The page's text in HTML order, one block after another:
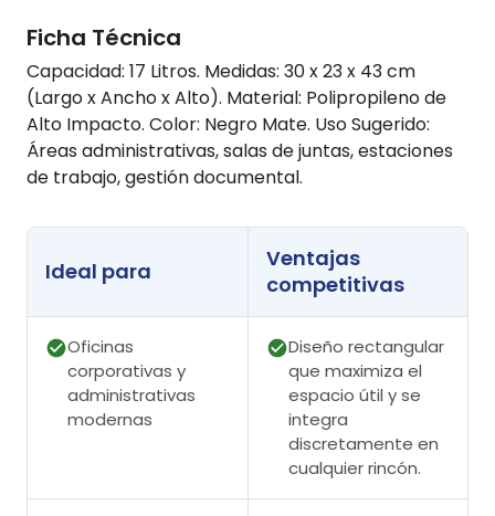
Ficha Técnica
Capacidad: 17 Litros. Medidas: 30 x 23 x 43 cm
(Largo x Ancho x Alto). Material: Polipropileno de
Alto Impacto. Color: Negro Mate. Uso Sugerido:
Áreas administrativas, salas de juntas, estaciones
de trabajo, gestión documental.
Ideal para
Ventajas
competitivas
Oficinas
corporativas y
administrativas
modernas
Diseño rectangular
que maximiza el
espacio útil y se
integra
discretamente en
cualquier rincón.